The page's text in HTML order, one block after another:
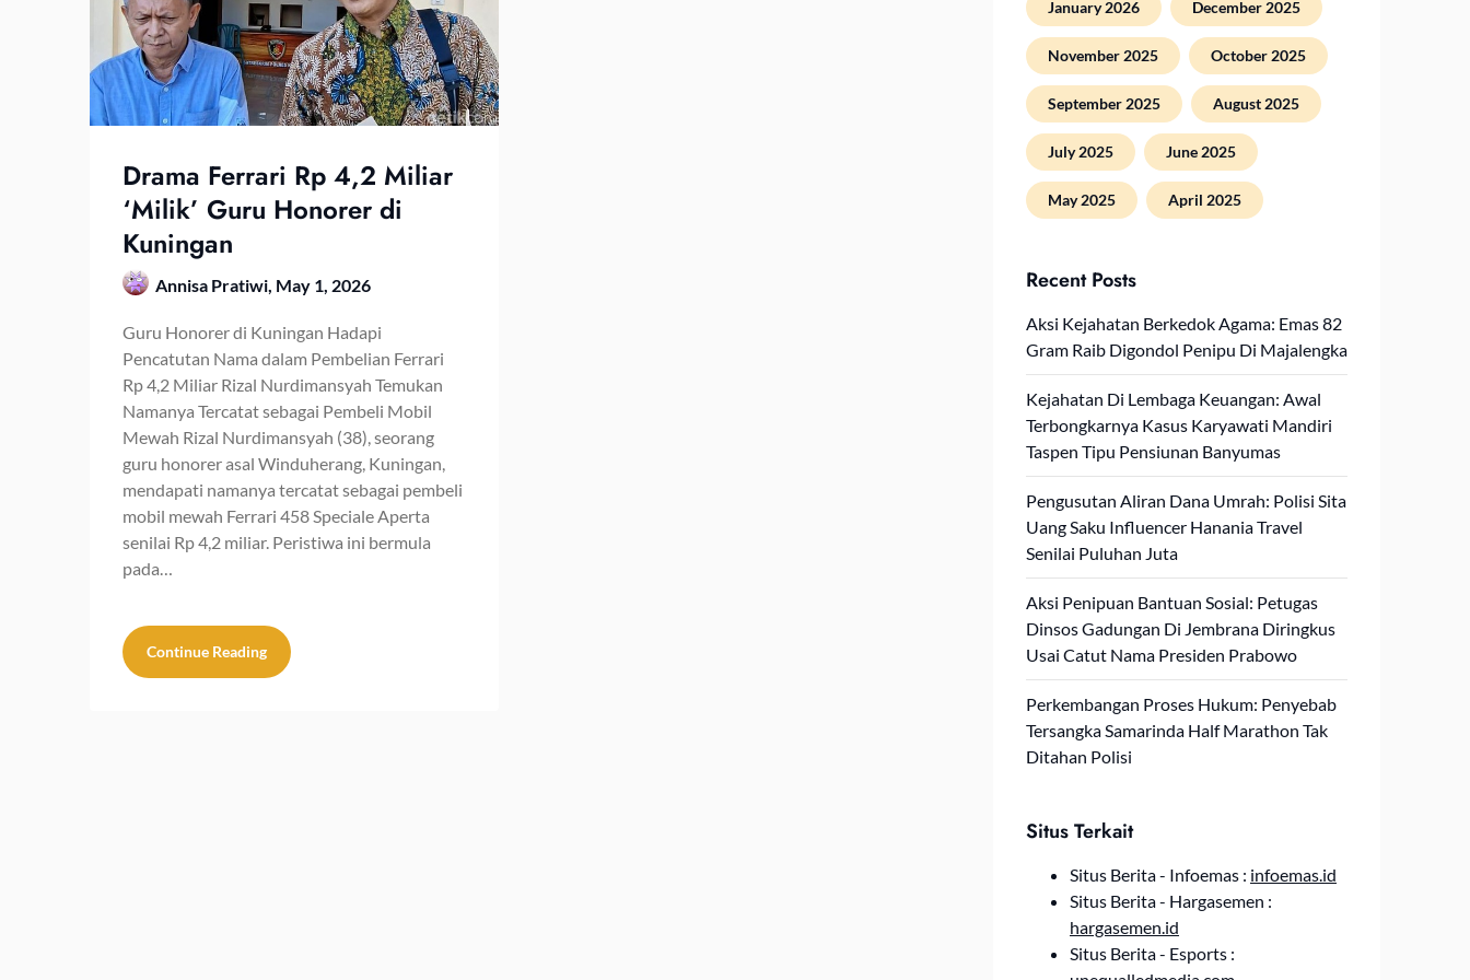
Drama Ferrari Rp 4,2 Miliar
‘Milik’ Guru Honorer di
Kuningan
Annisa Pratiwi, May 1, 2026
Guru Honorer di Kuningan Hadapi
Pencatutan Nama dalam Pembelian Ferrari
Rp 4,2 Miliar Rizal Nurdimansyah Temukan
Namanya Tercatat sebagai Pembeli Mobil
Mewah Rizal Nurdimansyah (38), seorang
guru honorer asal Winduherang, Kuningan,
mendapati namanya tercatat sebagai pembeli
mobil mewah Ferrari 458 Speciale Aperta
senilai Rp 4,2 miliar. Peristiwa ini bermula
pada…
Continue Reading
January 2026 December 2025
November 2025 October 2025
September 2025 August 2025
July 2025 June 2025
May 2025 April 2025
Recent Posts
Aksi Kejahatan Berkedok Agama: Emas 82
Gram Raib Digondol Penipu Di Majalengka
Kejahatan Di Lembaga Keuangan: Awal
Terbongkarnya Kasus Karyawati Mandiri
Taspen Tipu Pensiunan Banyumas
Pengusutan Aliran Dana Umrah: Polisi Sita
Uang Saku Influencer Hanania Travel
Senilai Puluhan Juta
Aksi Penipuan Bantuan Sosial: Petugas
Dinsos Gadungan Di Jembrana Diringkus
Usai Catut Nama Presiden Prabowo
Perkembangan Proses Hukum: Penyebab
Tersangka Samarinda Half Marathon Tak
Ditahan Polisi
Situs Terkait
Situs Berita - Infoemas : infoemas.id
Situs Berita - Hargasemen :
hargasemen.id
Situs Berita - Esports :